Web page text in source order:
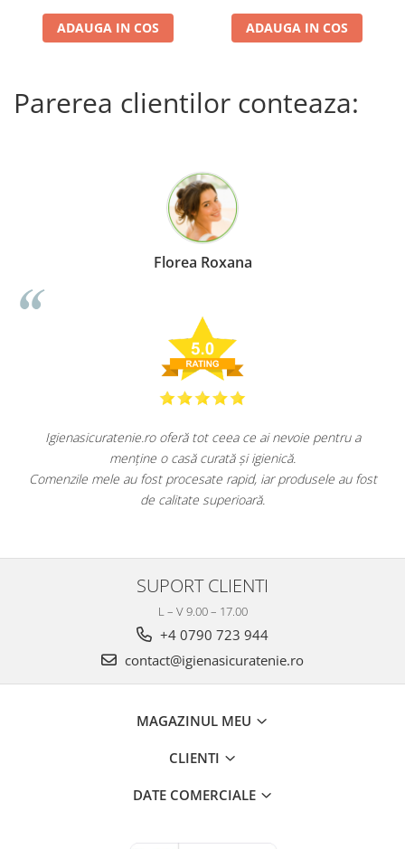
ADAUGA IN COS ADAUGA IN COS
Parerea clientilor conteaza:
Florea Roxana
Igienasicuratenie.ro oferă tot ceea ce ai nevoie pentru a
menține o casă curată și igienică.
Comenzile mele au fost procesate rapid, iar produsele au fost
de calitate superioară.
SUPORT CLIENTI
L – V 9.00 – 17.00
+4 0790 723 944
contact@igienasicuratenie.ro
MAGAZINUL MEU
CLIENTI
DATE COMERCIALE